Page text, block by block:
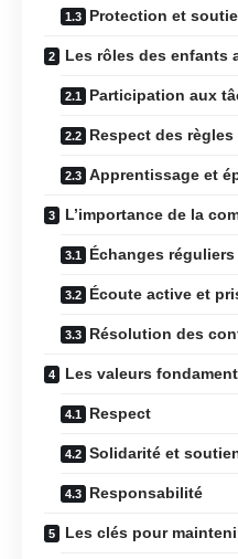
Protection et
Les rôles des enfants
Participation aux
Respect des règles
Apprentissage et
L’importance de la
Échanges réguliers
Écoute active et
Résolution des
Les valeurs
Respect
Solidarité et
Responsabilité
Les clés pour